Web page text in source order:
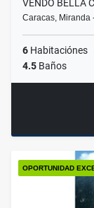
VENDO BELLA
Caracas, Miranda
6 Habitaciónes
4.5 Baños
OPORTUNIDAD